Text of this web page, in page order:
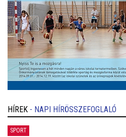
HÍREK - NAPI HÍRÖSSZEFOGLALÓ
SPORT